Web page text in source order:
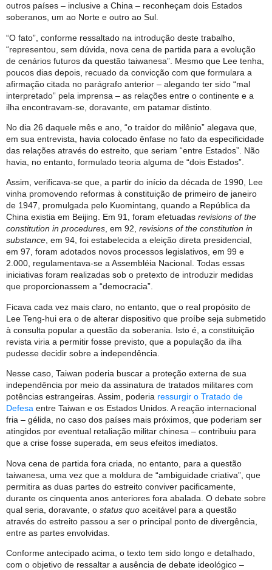
outros países – inclusive a China – reconheçam dois Estados
soberanos, um ao Norte e outro ao Sul.
“O fato”, conforme ressaltado na introdução deste trabalho,
“representou, sem dúvida, nova cena de partida para a evolução
de cenários futuros da questão taiwanesa”. Mesmo que Lee tenha,
poucos dias depois, recuado da convicção com que formulara a
afirmação citada no parágrafo anterior – alegando ter sido “mal
interpretado” pela imprensa – as relações entre o continente e a
ilha encontravam-se, doravante, em patamar distinto.
No dia 26 daquele mês e ano, “o traidor do milênio” alegava que,
em sua entrevista, havia colocado ênfase no fato da especificidade
das relações através do estreito, que seriam “entre Estados”. Não
havia, no entanto, formulado teoria alguma de “dois Estados”.
Assim, verificava-se que, a partir do início da década de 1990, Lee
vinha promovendo reformas à constituição de primeiro de janeiro
de 1947, promulgada pelo Kuomintang, quando a República da
China existia em Beijing. Em 91, foram efetuadas revisions of the
constitution in procedures, em 92, revisions of the constitution in
substance, em 94, foi estabelecida a eleição direta presidencial,
em 97, foram adotados novos processos legislativos, em 99 e
2.000, regulamentava-se a Assembléia Nacional. Todas essas
iniciativas foram realizadas sob o pretexto de introduzir medidas
que proporcionassem a “democracia”.
Ficava cada vez mais claro, no entanto, que o real propósito de
Lee Teng-hui era o de alterar dispositivo que proíbe seja submetido
à consulta popular a questão da soberania. Isto é, a constituição
revista viria a permitir fosse previsto, que a população da ilha
pudesse decidir sobre a independência.
Nesse caso, Taiwan poderia buscar a proteção externa de sua
independência por meio da assinatura de tratados militares com
potências estrangeiras. Assim, poderia ressurgir o Tratado de
Defesa entre Taiwan e os Estados Unidos. A reação internacional
fria – gélida, no caso dos países mais próximos, que poderiam ser
atingidos por eventual retaliação militar chinesa – contribuiu para
que a crise fosse superada, em seus efeitos imediatos.
Nova cena de partida fora criada, no entanto, para a questão
taiwanesa, uma vez que a moldura de “ambiguidade criativa”, que
permitira as duas partes do estreito conviver pacificamente,
durante os cinquenta anos anteriores fora abalada. O debate sobre
qual seria, doravante, o status quo aceitável para a questão
através do estreito passou a ser o principal ponto de divergência,
entre as partes envolvidas.
Conforme antecipado acima, o texto tem sido longo e detalhado,
com o objetivo de ressaltar a ausência de debate ideológico –